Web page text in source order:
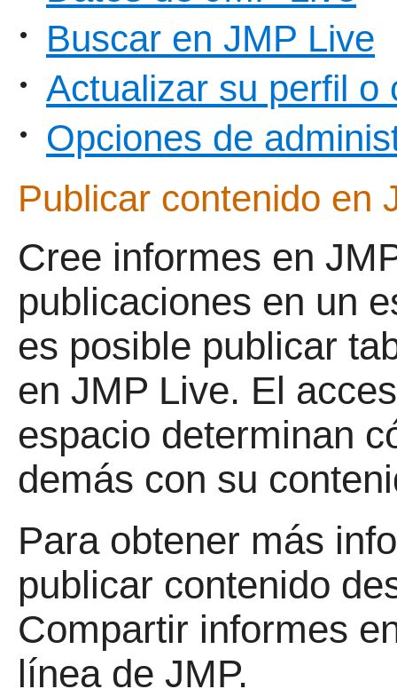
• Buscar en JMP Live
• Actualizar su perfil o
•
Opciones de
Publicar contenido en
Cree informes en
publicaciones en un
es posible publicar
en JMP Live. El
espacio determinan
demás con su
Para obtener más
publicar contenido
Compartir informes
línea de JMP.